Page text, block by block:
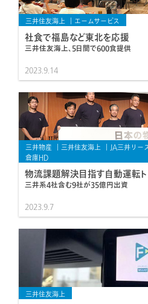
三井住友海上 エームサービス
社食で福島など東北を応援
三井住友海上、5日間で600食提供
2023.9.14
三井物産 三井住友海上 JA三井リース
倉庫HD
物流課題解決目指す自動運転ト
三井系4社含む9社が35億円出資
2023.9.7
三井住友海上